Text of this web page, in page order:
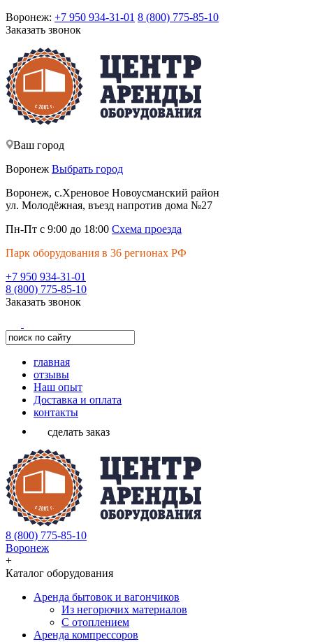
Воронеж: +7 950 934-31-01 8 (800) 775-85-10
Заказать звонок
Ваш город
Воронеж Выбрать город
Воронеж, с.Хреновое Новоусманский район
ул. Молодёжная, въезд напротив дома №27
Пн-Пт с 9:00 до 18:00 Схема проезда
Парк оборудования в 36 регионах РФ
+7 950 934-31-01
8 (800) 775-85-10
Заказать звонок
главная
отзывы
Наш опыт
Доставка и оплата
контакты
сделать заказ
8 (800) 775-85-10
Воронеж
+
Каталог оборудования
Аренда бытовок и вагончиков
Из негорючих материалов
С отоплением
Аренда компрессоров